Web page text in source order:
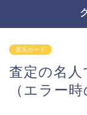
楽天カード
査定の名人
（エラー